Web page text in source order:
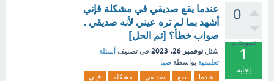
0
تصويتات
1
إجابة
عندما يقع صديقي في مشكلة فإني
أشهد بما لم تره عيني لأنه صديقي .
صواب خطأ؟ [تم الحل]
سُئل نوفمبر 26، 2023 في تصنيف أسئلة
تعليمية بواسطة صبا
عندما يقع صديقي مشكلة
فإني